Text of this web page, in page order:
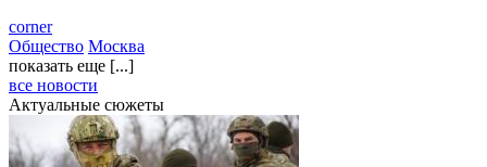
corner
Общество Москва
показать еще [...]
все новости
Актуальные сюжеты